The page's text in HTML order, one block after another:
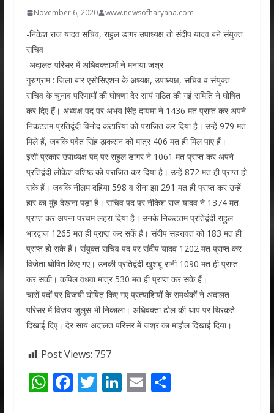
November 6, 2020 www.newsofharyana.com
-निकेश राज यादव सचिव, राहुल डागर उपाध्यक्ष तो संदीप यादव बने संयुक्त
सचिव
-अदालत परिसर में अधिवक्ताओं ने मनाया जश्र
गुरुग्राम : जिला बार एसोसिएशन के अध्यक्ष, उपाध्यक्ष, सचिव व संयुक्त-
सचिव के चुनाव परिणामों की घोषणा देर सायं गठित की गई समिति ने घोषित
कर दिए हैं। अध्यक्ष पद पर अभय सिंह दायमा ने 1436 मत प्राप्त कर अपने
निकटतम प्रतिद्वंदी विनोद कटारिया को पराजित कर दिया है। उन्हें 979 मत
मिले हैं, जबकि पर्वत सिंह ठाकरान को मात्र 406 मत ही मिल पाए हैं।
इसी प्रकार उपाध्यक्ष पद पर राहुल डागर ने 1061 मत प्राप्त कर अपने
प्रतिद्वंदी लोकेश वशिष्ठ को पराजित कर दिया है। उन्हें 872 मत ही प्राप्त हो
सके हैं। जबकि नीलम दहिया 598 व रीना झा 291 मत ही प्राप्त कर उन्हें
हार का मुंह देखना पड़ा है। सचिव पद पर नीकेश राज यादव ने 1374 मत
प्राप्त कर अपना परचम लहरा दिया है। उनके निकटतम प्रतिद्वंदी राहुल
भारद्वाज 1265 मत ही प्राप्त कर सकें हैं। संदीप सहरावत को 183 मत ही
प्राप्त हो सके हैं। संयुक्त सचिव पद पर संदीप यादव 1202 मत प्राप्त कर
विजेता घोषित किए गए। उनकी प्रतिद्वंदी खुशबू रानी 1090 मत ही प्राप्त
कर सकी। कपिल वधवा मात्र 530 मत ही प्राप्त कर सके हैं।
चारों पदों पर विजयी घोषित किए गए प्रत्याशियों के समर्थकों ने अदालत
परिसर में विजय जुलूस भी निकाला। अधिवक्ता ढोल की थाप पर थिरकते
दिखाई दिए। देर सायं अदालत परिसर में जश्र का माहौल दिखाई दिया।
Post Views: 757
W F T Li E S